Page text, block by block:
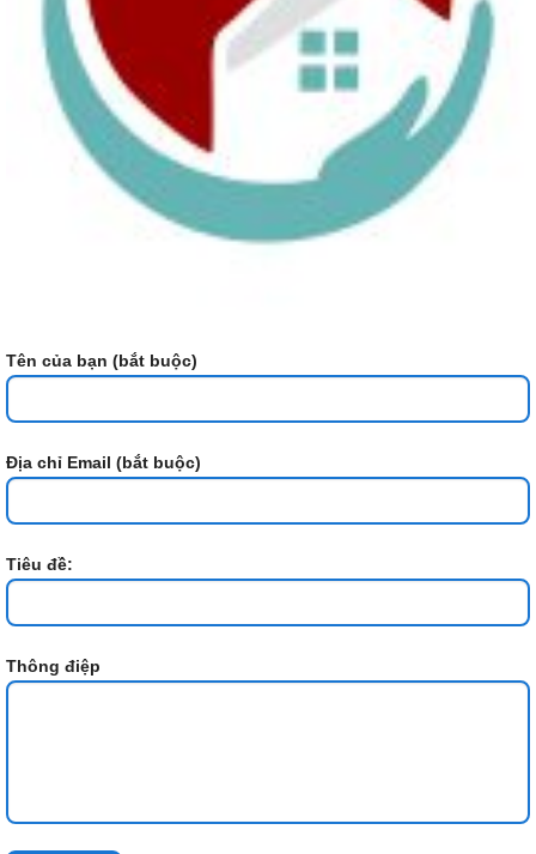
Tên của bạn (bắt buộc)
Địa chỉ Email (bắt buộc)
Tiêu đề:
Thông điệp